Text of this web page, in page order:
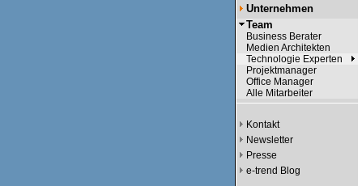
Unternehmen
Team
Business Berater
Medien Architekten
Technologie Experten
Projektmanager
Office Manager
Alle Mitarbeiter
Kontakt
Newsletter
Presse
e-trend Blog